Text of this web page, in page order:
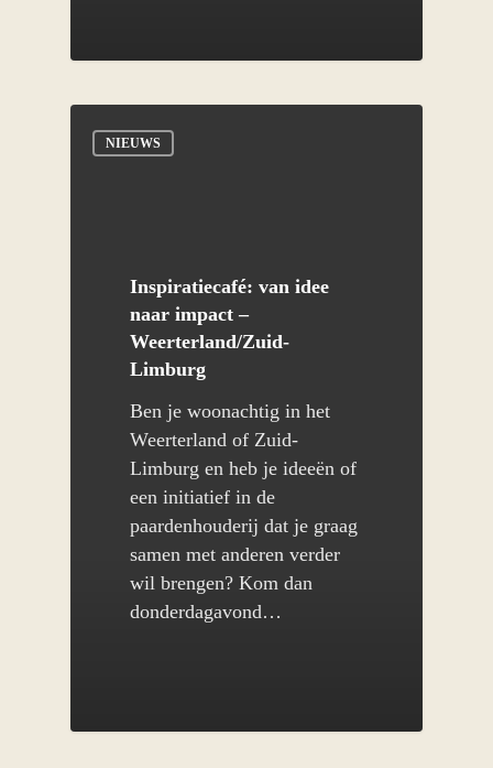
NIEUWS
Inspiratiecafé: van idee
naar impact –
Weerterland/Zuid-
Limburg
Ben je woonachtig in het
Weerterland of Zuid-
Limburg en heb je ideeën of
een initiatief in de
paardenhouderij dat je graag
samen met anderen verder
wil brengen? Kom dan
donderdagavond…